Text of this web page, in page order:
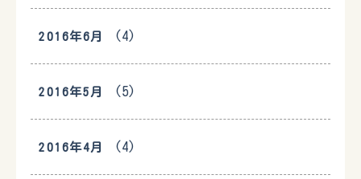
2016年6月 (4)
2016年5月 (5)
2016年4月 (4)